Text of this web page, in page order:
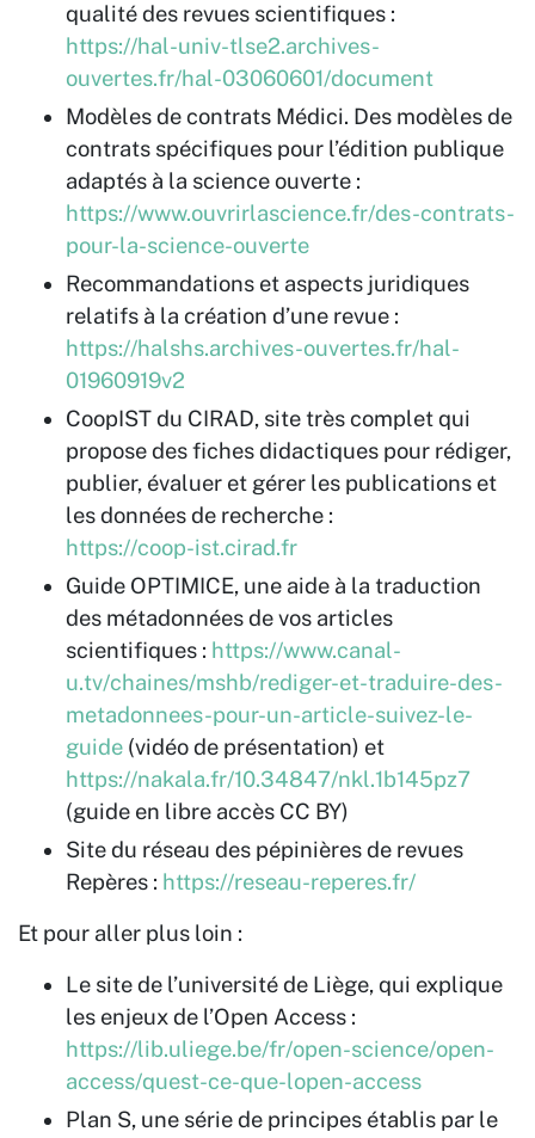
qualité des revues scientifiques :
https://hal-univ-tlse2.archives-
ouvertes.fr/hal-03060601/document
Modèles de contrats Médici. Des modèles de
contrats spécifiques pour l’édition publique
adaptés à la science ouverte :
https://www.ouvrirlascience.fr/des-contrats-
pour-la-science-ouverte
Recommandations et aspects juridiques
relatifs à la création d’une revue :
https://halshs.archives-ouvertes.fr/hal-
01960919v2
CoopIST du CIRAD, site très complet qui
propose des fiches didactiques pour rédiger,
publier, évaluer et gérer les publications et
les données de recherche :
https://coop-ist.cirad.fr
Guide OPTIMICE, une aide à la traduction
des métadonnées de vos articles
scientifiques : https://www.canal-
u.tv/chaines/mshb/rediger-et-traduire-des-
metadonnees-pour-un-article-suivez-le-
guide (vidéo de présentation) et
https://nakala.fr/10.34847/nkl.1b145pz7
(guide en libre accès CC BY)
Site du réseau des pépinières de revues
Repères : https://reseau-reperes.fr/
Et pour aller plus loin :
Le site de l’université de Liège, qui explique
les enjeux de l’Open Access :
https://lib.uliege.be/fr/open-science/open-
access/quest-ce-que-lopen-access
Plan S, une série de principes établis par le